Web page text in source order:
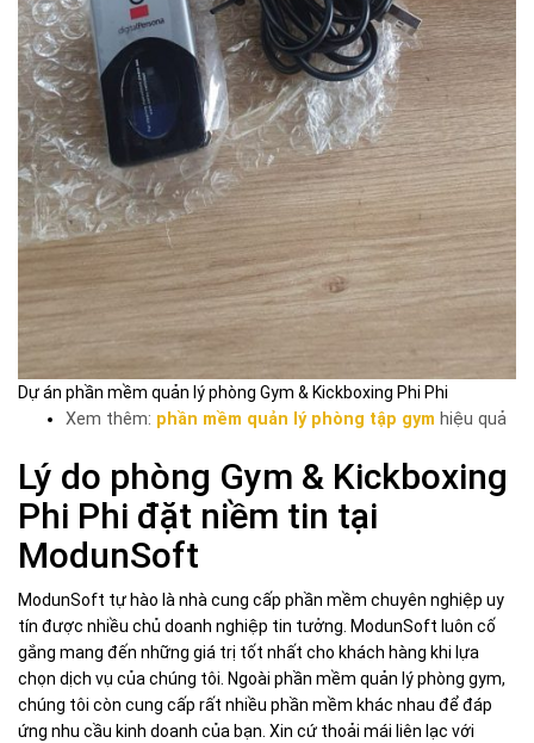
Dự án phần mềm quản lý phòng Gym & Kickboxing Phi Phi
Xem thêm: phần mềm quản lý phòng tập gym hiệu quả
Lý do phòng Gym & Kickboxing
Phi Phi đặt niềm tin tại
ModunSoft
ModunSoft tự hào là nhà cung cấp phần mềm chuyên nghiệp uy
tín được nhiều chủ doanh nghiệp tin tưởng. ModunSoft luôn cố
gắng mang đến những giá trị tốt nhất cho khách hàng khi lựa
chọn dịch vụ của chúng tôi. Ngoài phần mềm quản lý phòng gym,
chúng tôi còn cung cấp rất nhiều phần mềm khác nhau để đáp
ứng nhu cầu kinh doanh của bạn. Xin cứ thoải mái liên lạc với